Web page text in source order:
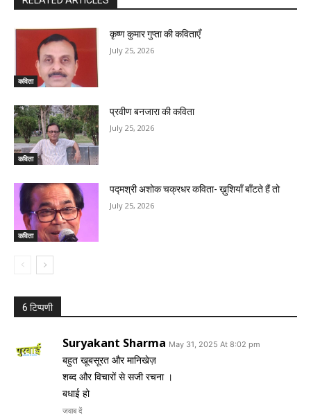
कविता
कृष्ण कुमार गुप्ता की कविताएँ
July 25, 2026
कविता
प्रवीण बनजारा की कविता
July 25, 2026
कविता
पद्मश्री अशोक चक्रधर कविता- ख़ुशियाँ बाँटते हैं तो
July 25, 2026
6 टिप्पणी
Suryakant Sharma May 31, 2025 At 8:02 pm
बहुत खूबसूरत और मानिखेज़
शब्द और विचारों से सजी रचना ।
बधाई हो
जवाब दें